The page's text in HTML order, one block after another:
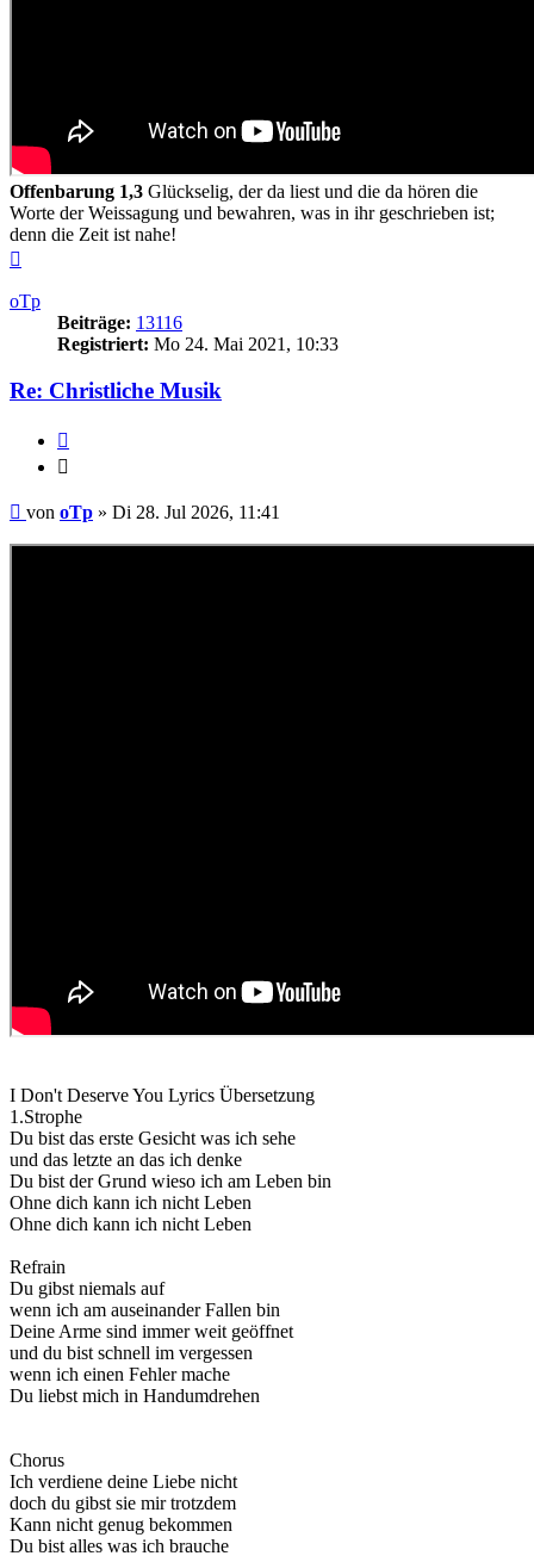
Offenbarung 1,3 Glückselig, der da liest und die da hören die
Worte der Weissagung und bewahren, was in ihr geschrieben ist;
denn die Zeit ist nahe!
oTp
Beiträge: 13116
Registriert: Mo 24. Mai 2021, 10:33
Re: Christliche Musik
Beitrag
von oTp » Di 28. Jul 2026, 11:41
I Don't Deserve You Lyrics Übersetzung
1.Strophe
Du bist das erste Gesicht was ich sehe
und das letzte an das ich denke
Du bist der Grund wieso ich am Leben bin
Ohne dich kann ich nicht Leben
Ohne dich kann ich nicht Leben
Refrain
Du gibst niemals auf
wenn ich am auseinander Fallen bin
Deine Arme sind immer weit geöffnet
und du bist schnell im vergessen
wenn ich einen Fehler mache
Du liebst mich in Handumdrehen
Chorus
Ich verdiene deine Liebe nicht
doch du gibst sie mir trotzdem
Kann nicht genug bekommen
Du bist alles was ich brauche